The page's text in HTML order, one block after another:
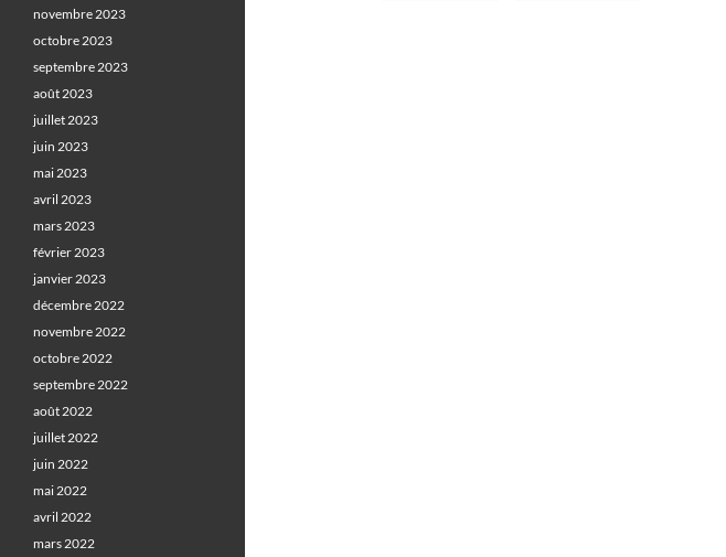
novembre 2023
octobre 2023
septembre 2023
août 2023
juillet 2023
juin 2023
mai 2023
avril 2023
mars 2023
février 2023
janvier 2023
décembre 2022
novembre 2022
octobre 2022
septembre 2022
août 2022
juillet 2022
juin 2022
mai 2022
avril 2022
mars 2022